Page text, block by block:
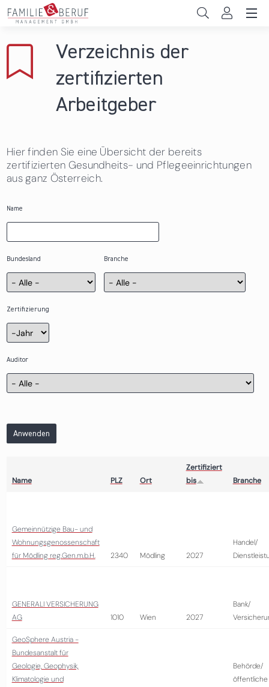
Direkt zum Inhalt
Gemeinden
Das sind wir
News & Events
Verzeichnis der
zertifizierten
Arbeitgeber
Hier finden Sie eine Übersicht der bereits
zertifizierten Gesundheits- und Pflegeeinrichtungen
aus ganz Österreich.
Name
Bundesland Branche
Zertifizierung
Zertifizierung
Jahr
Auditor
Anwenden
Name PLZ Ort
Zertifiziert
bis
Branche
Gemeinnützige Bau- und
Wohnungsgenossenschaft
für Mödling reg.Gen.m.b.H.
2340 Mödling 2027
Handel/
GENERALI VERSICHERUNG
AG
1010 Wien 2027
Bank/
GeoSphere Austria -
Bundesanstalt für
Geologie, Geophysik,
Klimatologie und
Behörde/
öffentliche